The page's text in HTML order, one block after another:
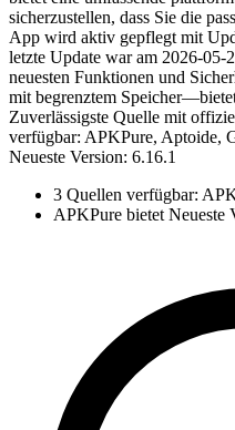
sicherzustellen, dass Sie die
App wird aktiv gepflegt mit
letzte Update war am 2026-05-
neuesten Funktionen und
mit begrenztem
Zuverlässigste Quelle mit
verfügbar: APKPure, Aptoide,
Neueste Version: 6.16.1
3 Quellen verfügbar:
APKPure bietet Neueste